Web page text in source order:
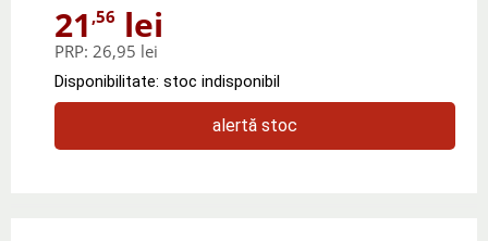
21 ,56 lei
PRP: 26,95 lei
Disponibilitate: stoc indisponibil
alertă stoc